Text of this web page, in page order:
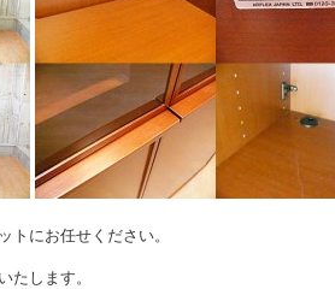
トにお任せください。
たします。